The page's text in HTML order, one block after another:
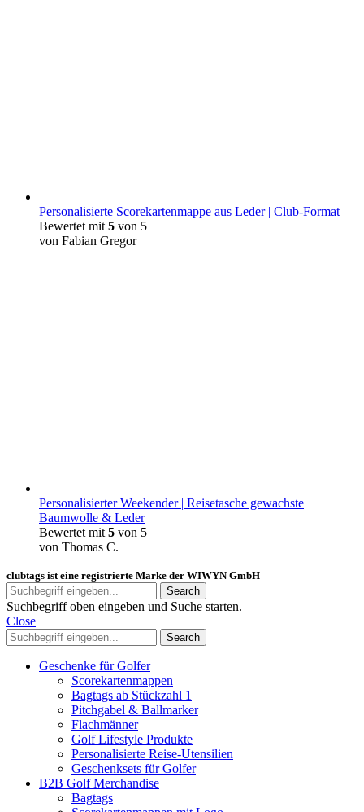
Personalisierte Scorekartenmappe aus Leder | Club-Format
Bewertet mit 5 von 5
von Fabian Gregor
Personalisierter Weekender | Reisetasche gewachste
Baumwolle & Leder
Bewertet mit 5 von 5
von Thomas C.
clubtags ist eine registrierte Marke der WIWYN GmbH
Search
Suchbegriff oben eingeben und Suche starten.
Close
Search
Geschenke für Golfer
Scorekartenmappen
Bagtags ab Stückzahl 1
Pitchgabel & Ballmarker
Flachmänner
Golf Lifestyle Produkte
Personalisierte Reise-Utensilien
Geschenksets für Golfer
B2B Golf Merchandise
Bagtags